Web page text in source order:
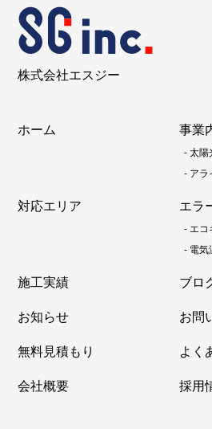
株式会社エスジー
ホーム 事業
-太陽
- アラ
対応エリア エラ
-エコ
- 電気
施工実績
ブロ
お知らせ
お問
無料見積もり
よく
会社概要
採用